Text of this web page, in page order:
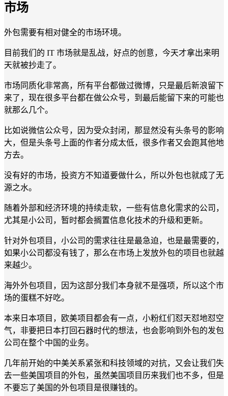
市场
外包需要有相对健全的市场环境。
目前我们的 IT 市场就是乱战，好点的创意，今天才拿出来明
天就被抄走了。
市场同质化非常高，所有平台都做过微博，只是最后新浪留下
来了，现在很多平台都在做公众号，到最后能留下来的可能也
就那么几个。
比如说微信公众号，因为受众封闭，那显然没有头条号的影响
大，但是头条号上面的作者分成太低，很多作者又会跑其他地
方去。
没有好的市场，投资方不知道要做什么，所以外包也就成了无
源之水。
随着外部和经济环境的持续走软，一些有信息化需求的公司，
尤其是小公司，暂时都会搁置信息化技术的升级和更新。
针对外包项目，小公司的需求往往是最急迫，也是最需要的，
如果小公司都没有钱了，那么在市场上发放外包的项目也就越
来越少。
海外外包项目，因为这部分我们本身就不是强项，所以这个市
场的蛋糕不好吃。
本来日本项目，欧美项目都会有一点，小粉红们怼天怼地怼空
气，非要把日本打回石器时代的想法，也会影响到外包的发包
公司在整个中国的业务。
几年前开始的中美关系紧张和科技领域的对抗，又会让我们失
去一些美国项目的外包，虽然美国项目历来我们也不多，但是
不要忘了美国的外包项目是很赚钱的。